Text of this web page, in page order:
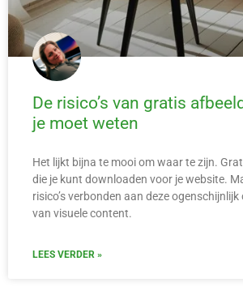
De risico’s van gratis
je moet weten
Het lijkt bijna te mooi om waar te zijn.
die je kunt downloaden voor je website.
risico’s verbonden aan deze
van visuele content.
LEES VERDER »